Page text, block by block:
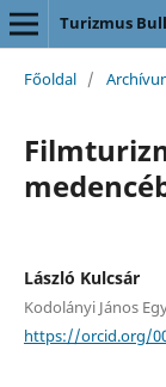
Turizmus
Főoldal /
László Kulcsár
Kodolányi János
https://orcid.org/